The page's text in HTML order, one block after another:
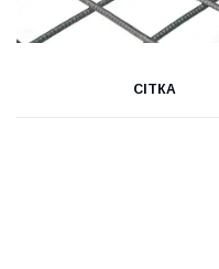
СІТКА